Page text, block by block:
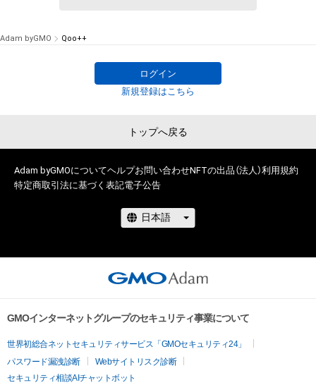
Adam byGMO Qoo++
ログイン
新規登録はこちら
トップへ戻る
Adam byGMOについてヘルプお問い合わせNFTの出品（法人）利用規約
特定商取引法に基づく表記電子公告
GMOインターネットグループのセキュリティ事業について
世界初総合ネットセキュリティサービス「GMOセキュリティ24」
パスワード漏洩診断
Webサイトリスク診断
セキュリティ相談AIチャットボット